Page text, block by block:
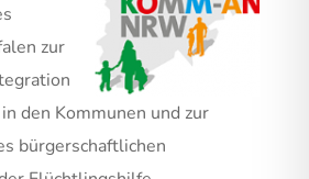
zur
den Kommunen und zur
bürgerschaftlichen